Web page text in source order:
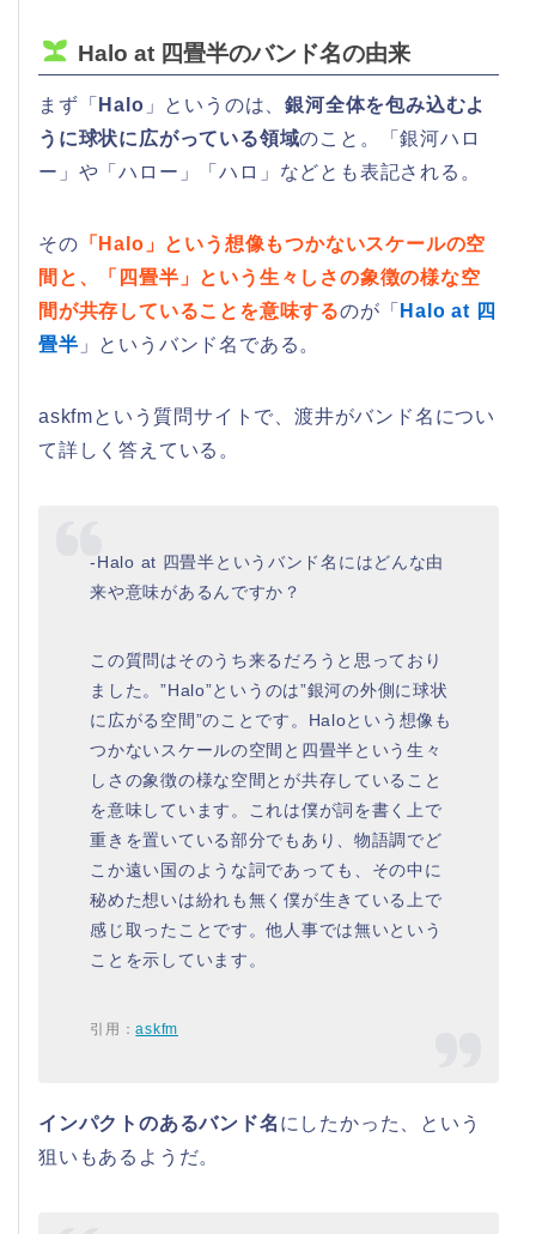
Halo at 四畳半のバンド名の由来
まず「 Halo 」というのは、銀河全体を包み込むよ
うに球状に広がっている領域のこと。「銀河ハロ
ー」や「ハロー」「ハロ」などとも表記される。
その 「Halo」という想像もつかないスケールの空
間と、「四畳半」という生々しさの象徴の様な空
間が共存していることを意味するのが「 Halo at 四
畳半 」というバンド名である。
askfmという質問サイトで、渡井がバンド名につい
て詳しく答えている。
-Halo at 四畳半というバンド名にはどんな由
来や意味があるんですか？
この質問はそのうち来るだろうと思っており
ました。”Halo”というのは”銀河の外側に球状
に広がる空間”のことです。Haloという想像も
つかないスケールの空間と四畳半という生々
しさの象徴の様な空間とが共存していること
を意味しています。これは僕が詞を書く上で
重きを置いている部分でもあり、物語調でど
こか遠い国のような詞であっても、その中に
秘めた想いは紛れも無く僕が生きている上で
感じ取ったことです。他人事では無いという
ことを示しています。
引用：askfm
インパクトのあるバンド名 にしたかった、という
狙いもあるようだ。